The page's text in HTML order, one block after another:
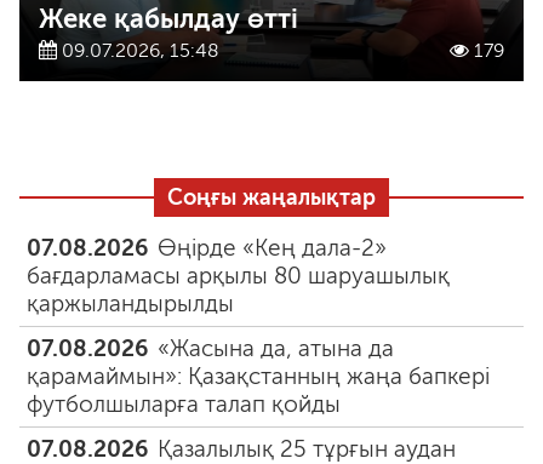
Жеке қабылдау өтті
09.07.2026, 15:48 179
Соңғы жаңалықтар
07.08.2026 Өңірде «Кең дала-2»
бағдарламасы арқылы 80 шаруашылық
қаржыландырылды
07.08.2026 «Жасына да, атына да
қарамаймын»: Қазақстанның жаңа бапкері
футболшыларға талап қойды
07.08.2026 Қазалылық 25 тұрғын аудан